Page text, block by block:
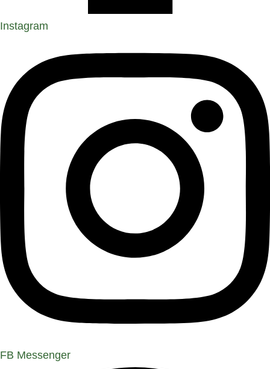
Instagram
FB Messenger